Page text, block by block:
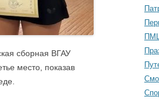
сборная ВГАУ
место, показав